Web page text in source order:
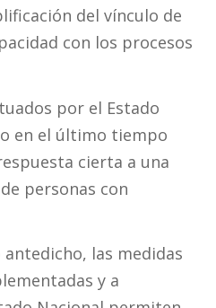
del vínculo de
con los procesos
por el Estado
en el último tiempo
cierta a una
personas con
las medidas
y a